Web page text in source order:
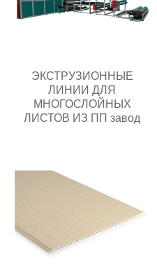
ЭКСТРУЗИОННЫЕ
ЛИНИИ ДЛЯ
МНОГОСЛОЙНЫХ
ЛИСТОВ ИЗ ПП завод